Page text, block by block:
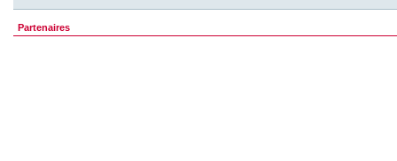
Partenaires